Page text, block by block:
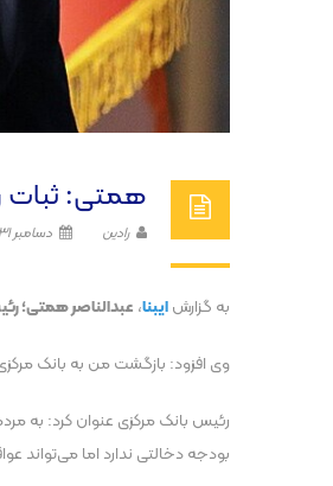
همتی: ثبات
رادین دسامبر 31, 2025
به گزارشایبنا، عبدالناصر همتی؛
وی افزود: بازگشت من به بانک
رئیس بانک مرکزی عنوان کرد: به
بودجه دخالتی ندارد اما می‌تواند